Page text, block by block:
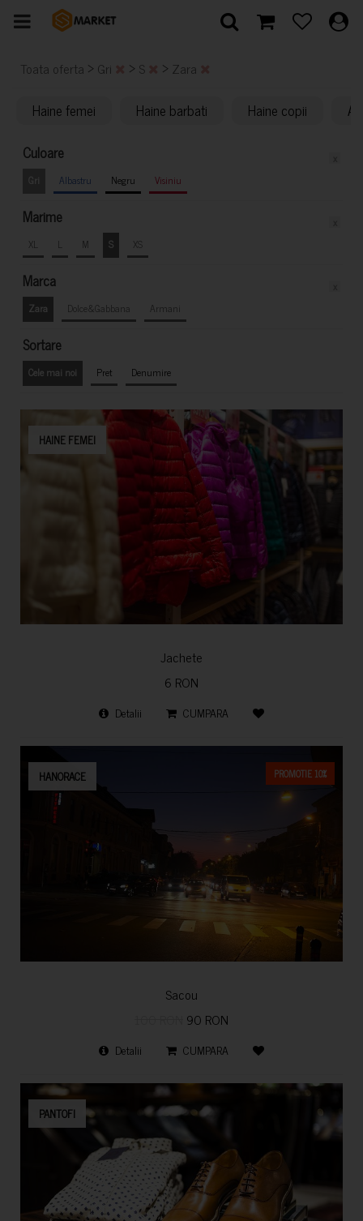
Toata oferta > Gri > S > Zara
Haine femei Haine barbati Haine copii
Culoare
Albastru Negru Visiniu
Marime
XL L M S XS
Marca
Zara Dolce&Gabbana Armani
Sortare
Cele mai noi Pret Denumire
HAINE FEMEI
Jachete
6 RON
Detalii CUMPARA
HANORACE PROMOTIE 10%
Sacou
90 RON
Detalii CUMPARA
PANTOFI